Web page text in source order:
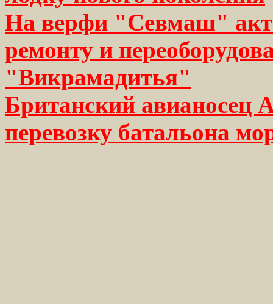
На верфи "Севмаш"
ремонту и
"Викрамадитья"
Британский авианосец
перевозку батальона